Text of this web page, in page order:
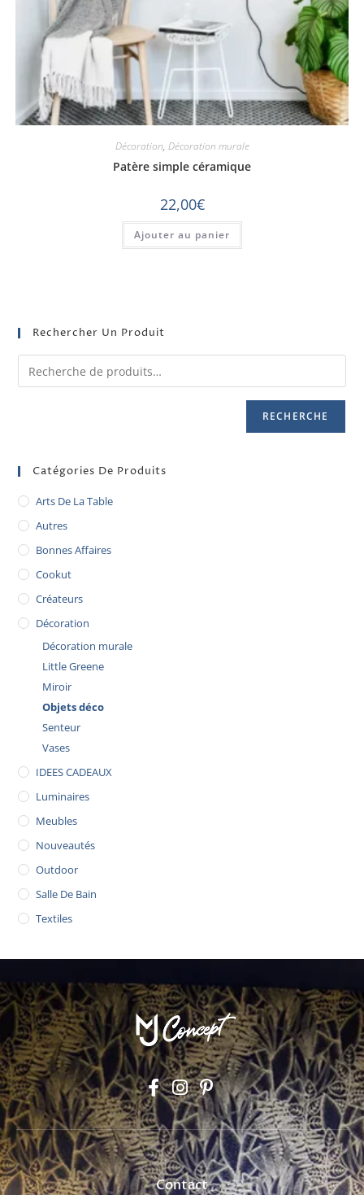
Décoration, Décoration murale
Patère simple céramique
22,00€
Ajouter au panier
Rechercher Un Produit
RECHERCHE
Catégories De Produits
Arts De La Table
Autres
Bonnes Affaires
Cookut
Créateurs
Décoration
Décoration murale
Little Greene
Miroir
Objets déco
Senteur
Vases
IDEES CADEAUX
Luminaires
Meubles
Nouveautés
Outdoor
Salle De Bain
Textiles
Contact